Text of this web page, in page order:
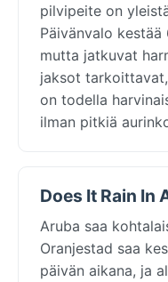
pilvipeite on
Päivänvalo kestää
mutta jatkuvat
jaksot
on todella
ilman pitkiä
Does It Rain In
Aruba saa
Oranjestad saa
päivän aikana, ja